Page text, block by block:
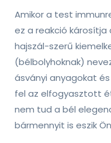
Amikor a test
ez a reakció
hajszál-szerű
(bélbolyhoknak)
ásványi anyagokat
fel az elfogyasztott
nem tud a bél
bármennyit is eszik